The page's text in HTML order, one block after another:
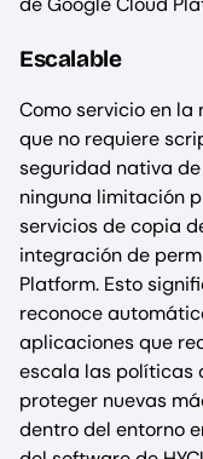
Escalable
Como servicio en la
que no requiere
seguridad nativa
ninguna limitación
servicios de copia
integración de
Platform. Esto
reconoce
aplicaciones que
escala las políticas
proteger nuevas
dentro del entorno